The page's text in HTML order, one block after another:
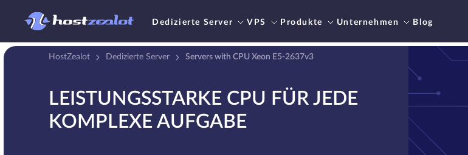
Dedizierte Server VPS Produkte Unternehmen Blog
HostZealot Dedizierte Server Servers with CPU Xeon E5-2637v3
LEISTUNGSSTARKE CPU FÜR JEDE
KOMPLEXE AUFGABE